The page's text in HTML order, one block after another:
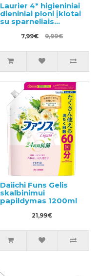
Laurier 4* higieniniai
dieniniai ploni įklotai
su sparneliais
7,99€ 9,99€
Daiichi Funs Gelis
skalbinimui
papildymas 1200ml
21,99€